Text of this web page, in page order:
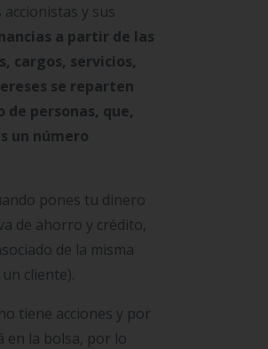
y sus
a partir de las
cargos, servicios,
se reparten
personas, que,
un número
pones tu dinero
de ahorro y crédito,
de la misma
cliente).
tiene acciones y por
en la bolsa, por lo